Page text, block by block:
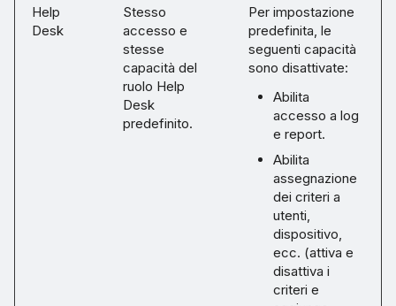
Help
Desk
Stesso
accesso e
stesse
capacità del
ruolo Help
Desk
predefinito.
Per impostazione
predefinita, le
seguenti capacità
sono disattivate:
Abilita
accesso a log
e report.
Abilita
assegnazione
dei criteri a
utenti,
dispositivo,
ecc. (attiva e
disattiva i
criteri e